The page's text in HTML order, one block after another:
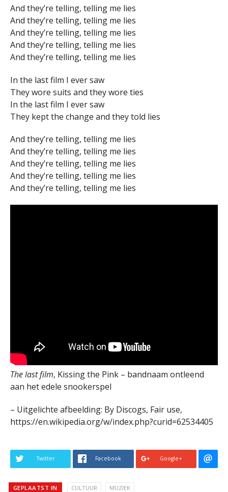
And they’re telling, telling me lies
And they’re telling, telling me lies
And they’re telling, telling me lies
And they’re telling, telling me lies
And they’re telling, telling me lies
In the last film I ever saw
They wore suits and they wore ties
In the last film I ever saw
They kept the change and they told lies
And they’re telling, telling me lies
And they’re telling, telling me lies
And they’re telling, telling me lies
And they’re telling, telling me lies
And they’re telling, telling me lies
The last film, Kissing the Pink – bandnaam ontleend
aan het edele snookerspel
– Uitgelichte afbeelding: By Discogs, Fair use,
https://en.wikipedia.org/w/index.php?curid=62534405
Twitter Facebook Google+
GEPLAATST IN CULTUUR MUZIEK